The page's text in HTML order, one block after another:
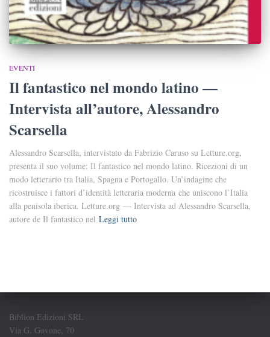
EVENTI
Il fantastico nel mondo latino —
Intervista all’autore, Alessandro
Scarsella
Alessandro Scarsella, intervistato da Fabrizio Caruso su Letture.org,
presenta il suo volume: Il fantastico nel mondo latino. Ricezioni di un
modo letterario tra Italia, Spagna e Portogallo. Un’indagine che
ricostruisce i fattori d’identità letteraria moderna che uniscono l’Italia
alla penisola iberica. Letture.org — Intervista ad Alessandro Scarsella,
autore de Il fantastico nel Leggi tutto
Biblion Edizioni SRL
Via G. Govone, 70